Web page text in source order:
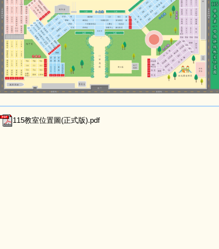
115教室位置圖(正式版).pdf